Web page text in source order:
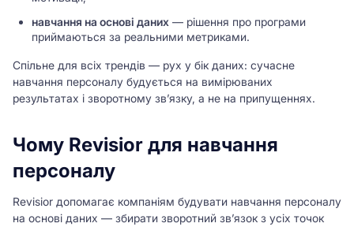
навчання на основі даних — рішення про програми
приймаються за реальними метриками.
Спільне для всіх трендів — рух у бік даних: сучасне
навчання персоналу будується на вимірюваних
результатах і зворотному зв’язку, а не на припущеннях.
Чому Revisior для навчання
персоналу
Revisior допомагає компаніям будувати навчання персоналу
на основі даних — збирати зворотний зв’язок з усіх точок